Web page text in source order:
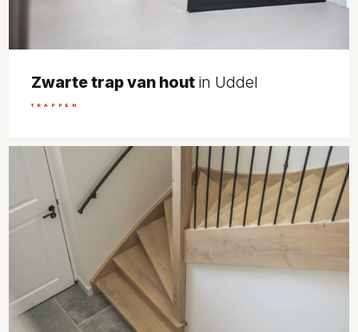
Zwarte trap van hout in Uddel
TRAPPEN